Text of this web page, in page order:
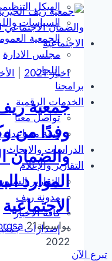
الهيكل
السياسات
الجمعية
مجلس الادارة
اللجان
برامجنا
الخدمات الرقمية
تواصل معنا
ريفة مساعدك
الدراسات والابحاث
التقارير والإعلام
التقارير
مدونة ريف
كافة الاخبار
إصدارات
تبرع الآن
منصة
عطاء
إحسان
في
اخبار 2021
جمعية
وفدًا من
والضمان
الموارد
الاجتماعية
بواسطة21 ديسمبر، 2021
2022